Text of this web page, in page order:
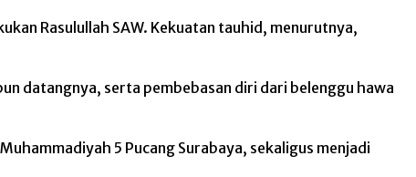
Rasulullah SAW. Kekuatan tauhid, menurutnya,
datangnya, serta pembebasan diri dari belenggu hawa
5 Pucang Surabaya, sekaligus menjadi